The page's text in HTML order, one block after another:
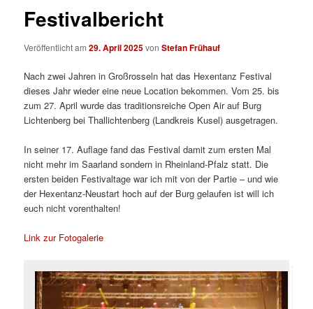
Festivalbericht
Veröffentlicht am29. April 2025vonStefan Frühauf
Nach zwei Jahren in Großrosseln hat das Hexentanz Festival
dieses Jahr wieder eine neue Location bekommen. Vom 25. bis
zum 27. April wurde das traditionsreiche Open Air auf Burg
Lichtenberg bei Thallichtenberg (Landkreis Kusel) ausgetragen.
In seiner 17. Auflage fand das Festival damit zum ersten Mal
nicht mehr im Saarland sondern in Rheinland-Pfalz statt. Die
ersten beiden Festivaltage war ich mit von der Partie – und wie
der Hexentanz-Neustart hoch auf der Burg gelaufen ist will ich
euch nicht vorenthalten!
Link zur Fotogalerie